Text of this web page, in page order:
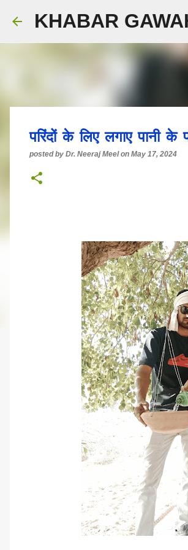
KHABAR
परिंदों के लिए लगाए पानी के
posted by Dr. Neeraj Meel on May 17, 2024